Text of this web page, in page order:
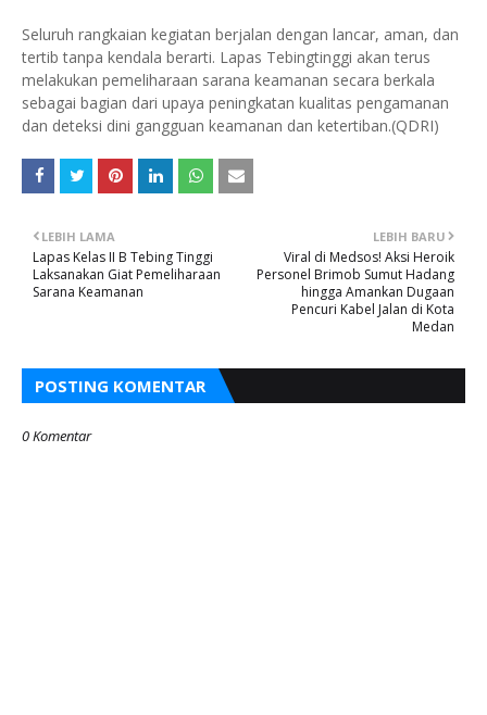
Seluruh rangkaian kegiatan berjalan dengan lancar, aman, dan
tertib tanpa kendala berarti. Lapas Tebingtinggi akan terus
melakukan pemeliharaan sarana keamanan secara berkala
sebagai bagian dari upaya peningkatan kualitas pengamanan
dan deteksi dini gangguan keamanan dan ketertiban.(QDRI)
LEBIH BARU
Viral di Medsos! Aksi Heroik
Personel Brimob Sumut Hadang
hingga Amankan Dugaan
Pencuri Kabel Jalan di Kota
Medan
LEBIH LAMA
Lapas Kelas II B Tebing Tinggi
Laksanakan Giat Pemeliharaan
Sarana Keamanan
POSTING KOMENTAR
0 Komentar